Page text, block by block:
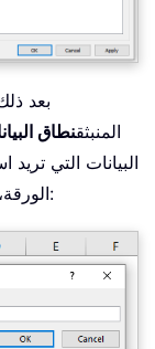
. بعد
المنبثقنطاق
البيانات التي
الورقة، ثم حدد نطاق البيانات. راجع لقطة الشاشة: